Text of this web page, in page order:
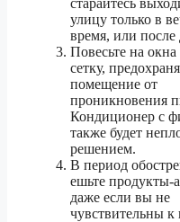
старайтесь
улицу только в
время, или после
Повесьте на
сетку,
помещение от
проникновения
Кондиционер с
также будет
решением.
В период
ешьте продукты-
даже если вы не
чувствительны